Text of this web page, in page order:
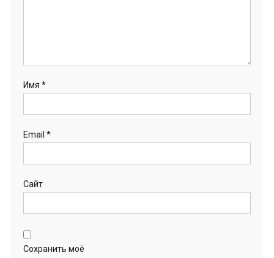
Имя *
Email *
Сайт
Сохранить моё